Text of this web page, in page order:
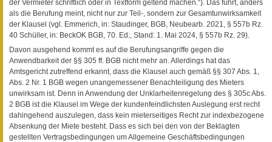
der Vermieter schriftlich oder in Textform geltend machen.“). Das führt, anders
als die Berufung meint, nicht nur zur Teil-, sondern zur Gesamtunwirksamkeit
der Klausel (vgl. Emmerich, in: Staudinger, BGB, Neubearb. 2021, § 557b Rz.
40 Schüller, in: BeckOK BGB, 70. Ed., Stand: 1. Mai 2024, § 557b Rz. 29).
Davon ausgehend kommt es auf die Berufungsangriffe gegen die
Anwendbarkeit der §§ 305 ff. BGB nicht mehr an. Allerdings hat das
Amtsgericht zutreffend erkannt, dass die Klausel auch gemäß §§ 307 Abs. 1,
Abs. 2 Nr. 1 BGB wegen unangemessener Benachteiligung des Mieters
unwirksam ist. Denn in Anwendung der Unklarheitenregelung des § 305c Abs.
2 BGB ist die Klausel im Wege der kundenfeindlichsten Auslegung erst recht
dahingehend auszulegen, dass kein mieterseitiges Recht zur indexbezogene
Absenkung der Miete besteht. Dass es sich bei den von der Beklagten
gestellten Vertragsbedingungen um Allgemeine Geschäftsbedingungen